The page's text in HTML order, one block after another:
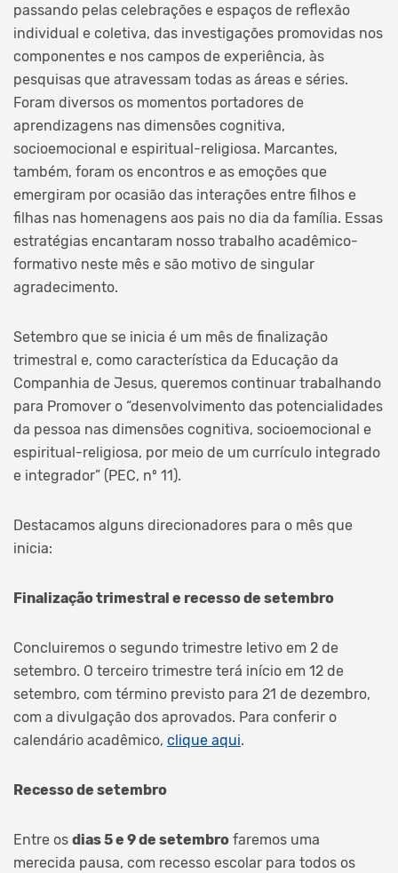
passando pelas celebrações e espaços de reflexão
individual e coletiva, das investigações promovidas nos
componentes e nos campos de experiência, às
pesquisas que atravessam todas as áreas e séries.
Foram diversos os momentos portadores de
aprendizagens nas dimensões cognitiva,
socioemocional e espiritual-religiosa. Marcantes,
também, foram os encontros e as emoções que
emergiram por ocasião das interações entre filhos e
filhas nas homenagens aos pais no dia da família. Essas
estratégias encantaram nosso trabalho acadêmico-
formativo neste mês e são motivo de singular
agradecimento.
Setembro que se inicia é um mês de finalização
trimestral e, como característica da Educação da
Companhia de Jesus, queremos continuar trabalhando
para Promover o “desenvolvimento das potencialidades
da pessoa nas dimensões cognitiva, socioemocional e
espiritual-religiosa, por meio de um currículo integrado
e integrador” (PEC, nº 11).
Destacamos alguns direcionadores para o mês que
inicia:
Finalização trimestral e recesso de setembro
Concluiremos o segundo trimestre letivo em 2 de
setembro. O terceiro trimestre terá início em 12 de
setembro, com término previsto para 21 de dezembro,
com a divulgação dos aprovados. Para conferir o
calendário acadêmico, clique aqui.
Recesso de setembro
Entre os dias 5 e 9 de setembro faremos uma
merecida pausa, com recesso escolar para todos os